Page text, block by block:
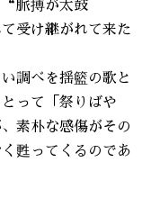
脈搏が太鼓
受け継がれて来た
調べを揺籃の歌と
って「祭りばや
素朴な感傷がその
甦ってくるのであ